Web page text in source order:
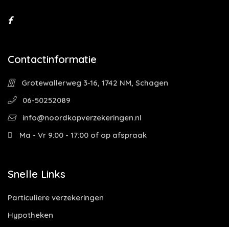
Contactinformatie
Grotewallerweg 3-16, 1742 NM, Schagen
06-50252089
info@noordkopverzekeringen.nl
Ma - Vr 9:00 - 17:00 of op afspraak
Snelle Links
Particuliere verzekeringen
Hypotheken